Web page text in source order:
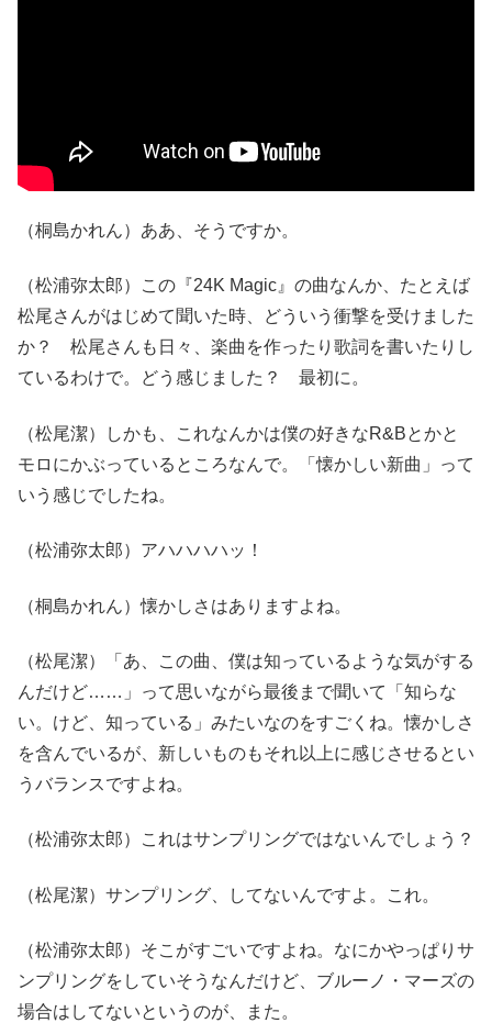
（桐島かれん）ああ、そうですか。
（松浦弥太郎）この『24K Magic』の曲なんか、たとえば
松尾さんがはじめて聞いた時、どういう衝撃を受けました
か？ 松尾さんも日々、楽曲を作ったり歌詞を書いたりし
ているわけで。どう感じました？ 最初に。
（松尾潔）しかも、これなんかは僕の好きなR&Bとかと
モロにかぶっているところなんで。「懐かしい新曲」って
いう感じでしたね。
（松浦弥太郎）アハハハハッ！
（桐島かれん）懐かしさはありますよね。
（松尾潔）「あ、この曲、僕は知っているような気がする
んだけど……」って思いながら最後まで聞いて「知らな
い。けど、知っている」みたいなのをすごくね。懐かしさ
を含んでいるが、新しいものもそれ以上に感じさせるとい
うバランスですよね。
（松浦弥太郎）これはサンプリングではないんでしょう？
（松尾潔）サンプリング、してないんですよ。これ。
（松浦弥太郎）そこがすごいですよね。なにかやっぱりサ
ンプリングをしていそうなんだけど、ブルーノ・マーズの
場合はしてないというのが、また。